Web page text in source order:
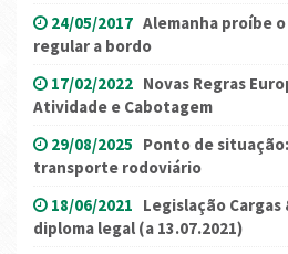
24/05/2017 Alemanha proíbe
regular a bordo
17/02/2022 Novas Regras
Atividade e Cabotagem
29/08/2025 Ponto de
transporte rodoviário
18/06/2021 Legislação Cargas
diploma legal (a 13.07.2021)